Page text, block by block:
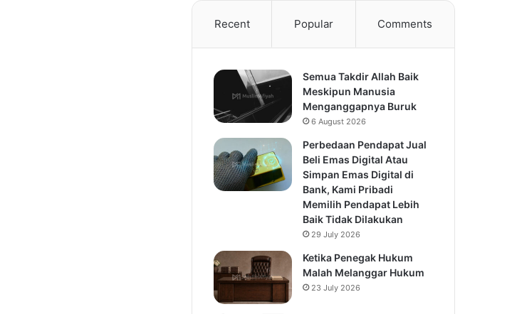
Recent Popular Comments
Semua Takdir Allah Baik
Meskipun Manusia
Menganggapnya Buruk
6 August 2026
Perbedaan Pendapat Jual
Beli Emas Digital Atau
Simpan Emas Digital di
Bank, Kami Pribadi
Memilih Pendapat Lebih
Baik Tidak Dilakukan
29 July 2026
Ketika Penegak Hukum
Malah Melanggar Hukum
23 July 2026